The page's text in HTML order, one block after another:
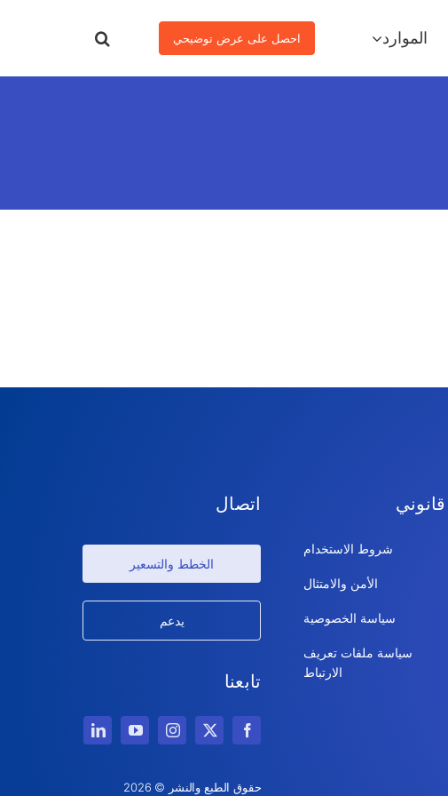
الموارد احصل على عرض توضيحي
قانوني
شروط الاستخدام
الأمن والامتثال
سياسة الخصوصية
سياسة ملفات تعريف
الارتباط
اتصال
الخطط والتسعير
يدعم
تابعنا
حقوق الطبع والنشر © 2026